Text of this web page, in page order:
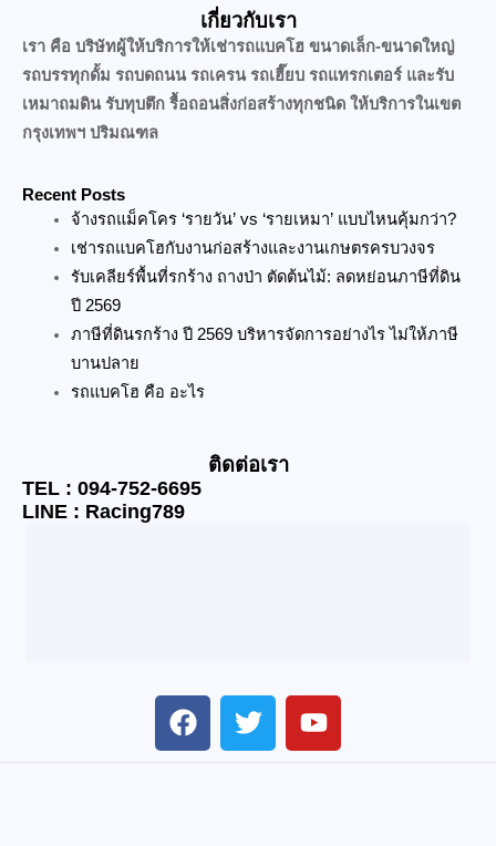
เกี่ยวกับเรา
เรา คือ บริษัทผู้ให้บริการให้เช่ารถแบคโฮ ขนาดเล็ก-ขนาดใหญ่
รถบรรทุกดั้ม รถบดถนน รถเครน รถเฮี๊ยบ รถแทรกเตอร์ และรับ
เหมาถมดิน รับทุบตึก รื้อถอนสิ่งก่อสร้างทุกชนิด ให้บริการในเขต
กรุงเทพฯ ปริมณฑล
Recent Posts
จ้างรถแม็คโคร ‘รายวัน’ vs ‘รายเหมา’ แบบไหนคุ้มกว่า?
เช่ารถแบคโฮกับงานก่อสร้างและงานเกษตรครบวงจร
รับเคลียร์พื้นที่รกร้าง ถางป่า ตัดต้นไม้: ลดหย่อนภาษีที่ดิน
ปี 2569
ภาษีที่ดินรกร้าง ปี 2569 บริหารจัดการอย่างไร ไม่ให้ภาษี
บานปลาย
รถแบคโฮ คือ อะไร
ติดต่อเรา
TEL : 094-752-6695
LINE : Racing789
F
a
c
T
w
i
Y
o
u